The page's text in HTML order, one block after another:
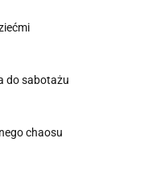
do sabotażu
chaosu